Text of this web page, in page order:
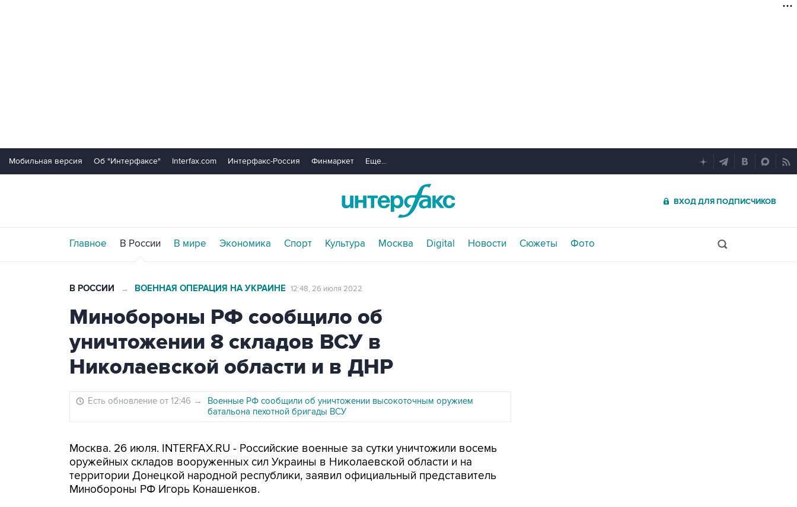
Мобильная версия Об "Интерфаксе" Interfax.com Интерфакс-Россия Финмаркет Еще...
ВХОД ДЛЯ ПОДПИСЧИКОВ
Главное В России В мире Экономика Спорт Культура Москва Digital Новости Сюжеты Фото
В РОССИИ → ВОЕННАЯ ОПЕРАЦИЯ НА УКРАИНЕ 12:48, 26 июля 2022
Минобороны РФ сообщило об
уничтожении 8 складов ВСУ в
Николаевской области и в ДНР
Есть обновление от 12:46 →
Военные РФ сообщили об уничтожении высокоточным оружием
батальона пехотной бригады ВСУ
Москва. 26 июля. INTERFAX.RU - Российские военные за сутки уничтожили восемь
оружейных складов вооруженных сил Украины в Николаевской области и на
территории Донецкой народной республики, заявил официальный представитель
Минобороны РФ Игорь Конашенков.